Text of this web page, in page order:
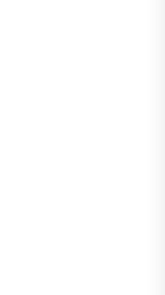
Нектар